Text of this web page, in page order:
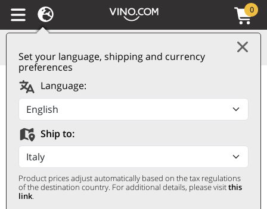
Set your language, shipping and currency
preferences
Language:
Ship to:
Product prices adjust automatically based on the tax regulations
of the destination country. For additional details, please visitthis
link.
0
Valdobbiadene
Prosecco Superiore
DOCG Extra Dry Senior
Millesimato 2025
Bortolomiol
BORTOLOMIOL
0,75 ℓ